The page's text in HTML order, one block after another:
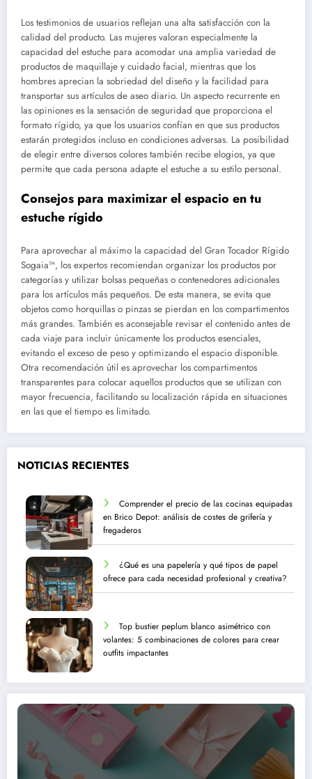
NOTICIAS RECIENTES
Comprender el precio de las cocinas equipadas
en Brico Depot: análisis de costes de grifería y
fregaderos
¿Qué es una papelería y qué tipos de papel
ofrece para cada necesidad profesional y creativa?
Top bustier peplum blanco asimétrico con
volantes: 5 combinaciones de colores para crear
outfits impactantes
Los testimonios de usuarios reflejan una alta satisfacción con la
calidad del producto. Las mujeres valoran especialmente la
capacidad del estuche para acomodar una amplia variedad de
productos de maquillaje y cuidado facial, mientras que los
hombres aprecian la sobriedad del diseño y la facilidad para
transportar sus artículos de aseo diario. Un aspecto recurrente en
las opiniones es la sensación de seguridad que proporciona el
formato rígido, ya que los usuarios confían en que sus productos
estarán protegidos incluso en condiciones adversas. La posibilidad
de elegir entre diversos colores también recibe elogios, ya que
permite que cada persona adapte el estuche a su estilo personal.
Consejos para maximizar el espacio en tu
estuche rígido
Para aprovechar al máximo la capacidad del Gran Tocador Rígido
Sogaia™, los expertos recomiendan organizar los productos por
categorías y utilizar bolsas pequeñas o contenedores adicionales
para los artículos más pequeños. De esta manera, se evita que
objetos como horquillas o pinzas se pierdan en los compartimentos
más grandes. También es aconsejable revisar el contenido antes de
cada viaje para incluir únicamente los productos esenciales,
evitando el exceso de peso y optimizando el espacio disponible.
Otra recomendación útil es aprovechar los compartimentos
transparentes para colocar aquellos productos que se utilizan con
mayor frecuencia, facilitando su localización rápida en situaciones
en las que el tiempo es limitado.